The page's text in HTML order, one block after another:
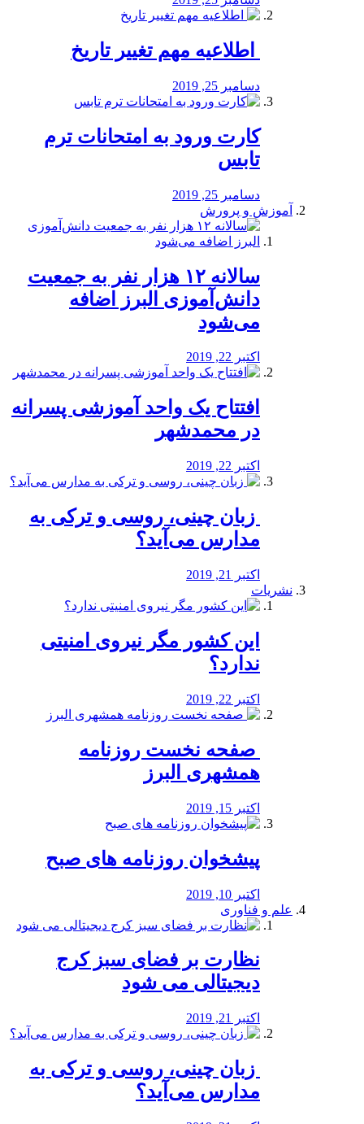
️ اطلاعیه مهم تغییر تاریخ
دسامبر 25, 2019
کارت ورود به امتحانات ترم
تابس
دسامبر 25, 2019
آموزش و پرورش
️سالانه ۱۲ هزار نفر به جمعیت
دانش‌آموزی البرز اضافه
می‌شود
اکتبر 22, 2019
افتتاح یک واحد آموزشی پسرانه
در محمدشهر
اکتبر 22, 2019
️ زبان چینی، روسی و ترکی به
مدارس می‌آید؟
اکتبر 21, 2019
نشریات
این کشور مگر نیروی امنیتی
ندارد؟
اکتبر 22, 2019
️ صفحه نخست روزنامه‌
همشهری البرز
اکتبر 15, 2019
پیشخوان روزنامه های صبح
اکتبر 10, 2019
علم و فناوری
نظارت بر فضای سبز کرج
دیجیتالی می شود
اکتبر 21, 2019
️ زبان چینی، روسی و ترکی به
مدارس می‌آید؟